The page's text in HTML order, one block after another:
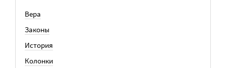
Вера
Законы
История
Колонки